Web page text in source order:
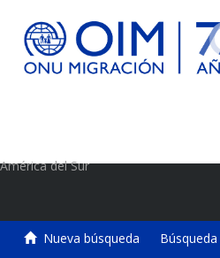
América del Sur
Nueva búsqueda